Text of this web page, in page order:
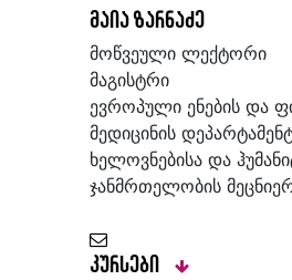
მაია ზარნაძე
მოწვეული ლექტორი
მაგისტრი
ევროპული ენების და
მედიცინის
ხელოვნებისა და
ჯანმრთელობის
კურსები